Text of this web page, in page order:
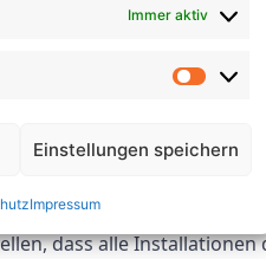
Immer aktiv
Einstellungen speichern
Impressum
Fehlerstromschutzschalter
Systeme
in Gebäuden. Die
verhindern. Elektriker
dass alle